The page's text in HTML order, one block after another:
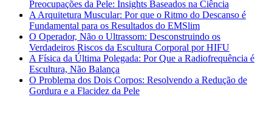
Preocupações da Pele: Insights Baseados na Ciência
A Arquitetura Muscular: Por que o Ritmo do Descanso é
Fundamental para os Resultados do EMSlim
O Operador, Não o Ultrassom: Desconstruindo os
Verdadeiros Riscos da Escultura Corporal por HIFU
A Física da Última Polegada: Por Que a Radiofrequência é
Escultura, Não Balança
O Problema dos Dois Corpos: Resolvendo a Redução de
Gordura e a Flacidez da Pele